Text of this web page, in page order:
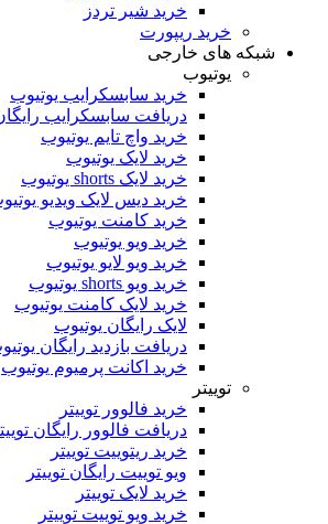
خرید شیر تردز
خرید ریپورت
های خارجی
یوتیوب
خرید سابسکرایب یوتیوب
دریافت سابسکرایب رایگان یوتیوب
خرید واچ تایم یوتیوب
خرید لایک یوتیوب
خرید لایک shorts یوتیوب
خرید دیس لایک ویدیو یوتیوب
خرید کامنت یوتیوب
خرید ویو یوتیوب
خرید ویو لایو یوتیوب
خرید ویو shorts یوتیوب
خرید لایک کامنت یوتیوب
لایک رایگان یوتیوب
دریافت بازدید رایگان یوتیوب
خرید اکانت پرمیوم یوتیوب
خرید فالوور توییتر
دریافت فالوور رایگان توییتر
خرید ریتوییت توییتر
ویو توییت رایگان توییتر
خرید لایک توییتر
خرید ویو توییت توییتر